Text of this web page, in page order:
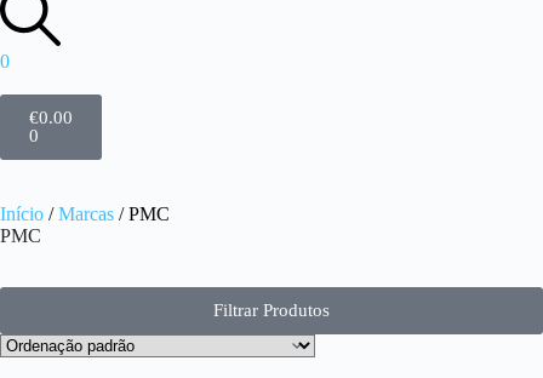
0
€0.00
0
Início /Marcas / PMC
PMC
Filtrar Produtos